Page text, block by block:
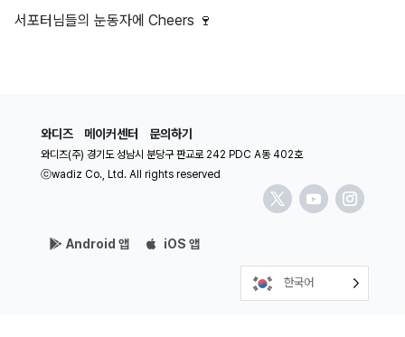
서포터님들의 눈동자에 Cheers 🍷
와디즈 메이커센터 문의하기
와디즈(주) 경기도 성남시 분당구 판교로 242 PDC A동 402호
ⓒwadiz Co., Ltd. All rights reserved
Android 앱 iOS 앱
한국어